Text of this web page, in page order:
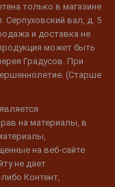
только в магазине
Серпуховский вал, д. 5
и доставка не
может быть
Градусов. При
(Старше
на материалы, в
на веб-сайте
не дает
Контент,